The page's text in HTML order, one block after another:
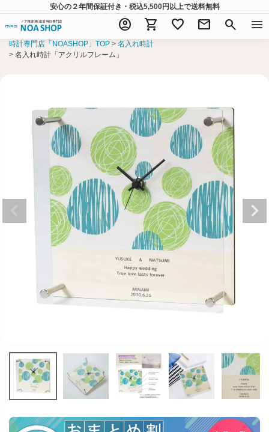
安心の２年間保証付き・税込5,500円以上で送料無料
account_circle shopping_cart favorite mail search menu
時計専門店「NOASHOP」TOP
名入れ時計
名入れ時計「アクリルフレーム」